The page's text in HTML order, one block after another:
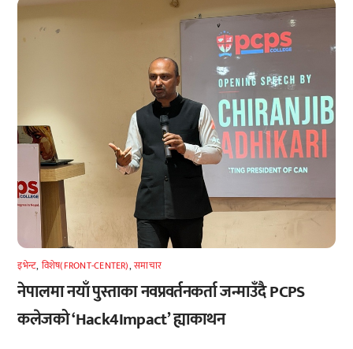
इभेन्ट, विशेष(FRONT-CENTER),समाचार
नेपालमा नयाँ पुस्ताका नवप्रवर्तनकर्ता जन्माउँदै PCPS
कलेजको ‘Hack4Impact’ ह्याकाथन